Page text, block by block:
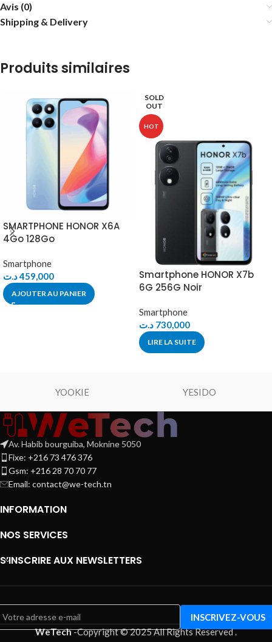
Avis (0)
Shipping & Delivery
Produits similaires
SMARTPHONE HONOR X6A
4Go 128Go
Smartphone
459,000د.ت
AJOUTER AU PANIER
SOLD
OUT
HOT
Smartphone HONOR X7b
6G 256G Noir
Smartphone
730,000 د.ت
LIRE LA SUITE
YOOKIE YESIDO
Av. Habib bourguiba, Moknine 5050
Fixe: +216 73 476 376
Gsm: +216 28 70 70 77
Email: contact@we-tech.tn
INFORMATION
NOS SERVICES
S’INSCRIRE AUX NEWSLETTERS
WeTech-Copyright © 2025 All Rights Reserved.